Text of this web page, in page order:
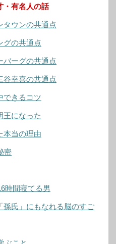
・有名人の話
タウンの共通点
グの共通点
バーグの共通点
谷幸喜の共通点
できるコツ
王になった
本当の理由
密
時間寝てる男
孫氏」にもなれる脳のすご